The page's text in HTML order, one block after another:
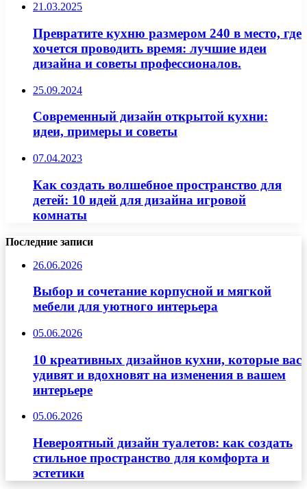
21.03.2025
Превратите кухню размером 240 в место, где
хочется проводить время: лучшие идеи
дизайна и советы профессионалов.
25.09.2024
Современный дизайн открытой кухни:
идеи, примеры и советы
07.04.2023
Как создать волшебное пространство для
детей: 10 идей для дизайна игровой
комнаты
Последние записи
26.06.2026
Выбор и сочетание корпусной и мягкой
мебели для уютного интерьера
05.06.2026
10 креативных дизайнов кухни, которые вас
удивят и вдохновят на изменения в вашем
интерьере
05.06.2026
Невероятный дизайн туалетов: как создать
стильное пространство для комфорта и
эстетики